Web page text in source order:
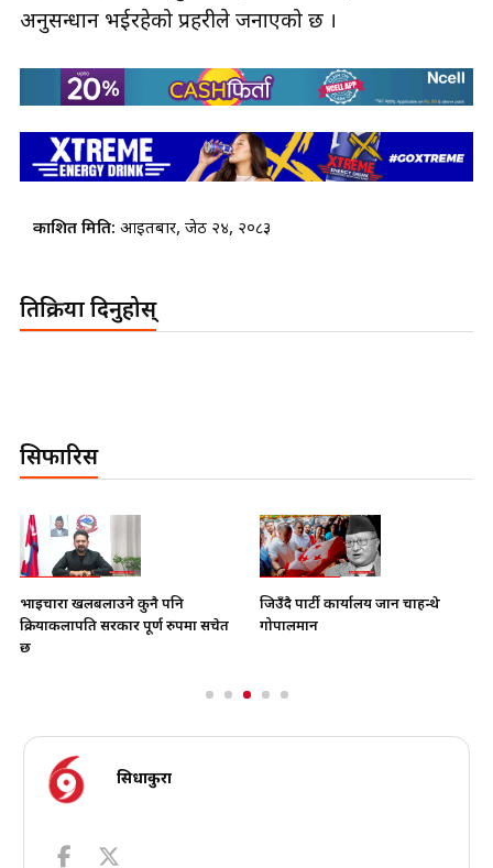
अनुसन्धान भईरहेको प्रहरीले जनाएको छ ।
प्रकाशित मिति: आइतबार, जेठ २४, २०८३
प्रतिक्रिया दिनुहोस्
सिफारिस
भाइचारा खलबलाउने कुनै पनि
क्रियाकलापप्रति सरकार पूर्ण रुपमा सचेत
छ
जिउँदै पार्टी कार्यालय जान चाहन्थे
गोपालमान
सिधाकुरा